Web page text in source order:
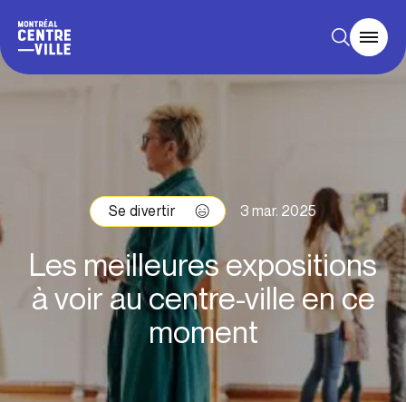
Se divertir 3 mar. 2025
Les meilleures expositions
à voir au centre-ville en ce
moment